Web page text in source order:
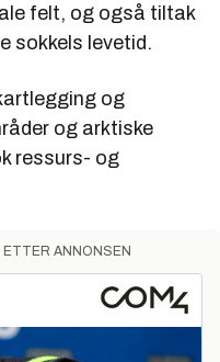
felt, og også tiltak
sokkels levetid.
og
og arktiske
ressurs- og
ANNONSEN